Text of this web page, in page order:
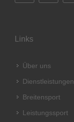
Links
Über uns
Dienstleistungen
Breitensport
Leistungssport